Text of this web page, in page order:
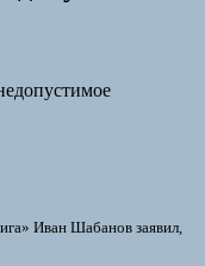
Иван Шабанов заявил,